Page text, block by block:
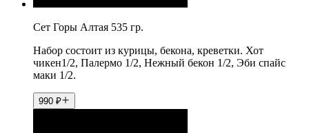
Сет Горы Алтая 535 гр.
Набор состоит из курицы, бекона, креветки. Хот
чикен1/2, Палермо 1/2, Нежный бекон 1/2, Эби спайс
маки 1/2.
990 ₽